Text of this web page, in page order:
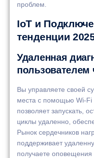
проблем.
IoT и
тенденции
Удаленная
пользователем
Вы управляете своей
места с помощью Wi-Fi
позволяет запускать,
циклы удаленно,
Рынок сердечников
поддерживает
получаете оповещения